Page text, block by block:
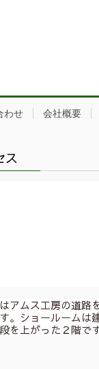
わせ 会社概要
ス
アムス工房の道路
。ショールームは
を上がった２階です